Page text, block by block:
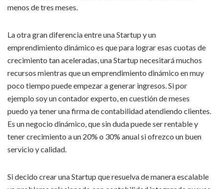
menos de tres meses.
La otra gran diferencia entre una Startup y un
emprendimiento dinámico es que para lograr esas cuotas de
crecimiento tan aceleradas, una Startup necesitará muchos
recursos mientras que un emprendimiento dinámico en muy
poco tiempo puede empezar a generar ingresos. Si por
ejemplo soy un contador experto, en cuestión de meses
puedo ya tener una firma de contabilidad atendiendo clientes.
Es un negocio dinámico, que sin duda puede ser rentable y
tener crecimiento a un 20% o 30% anual si ofrezco un buen
servicio y calidad.
Si decido crear una Startup que resuelva de manera escalable